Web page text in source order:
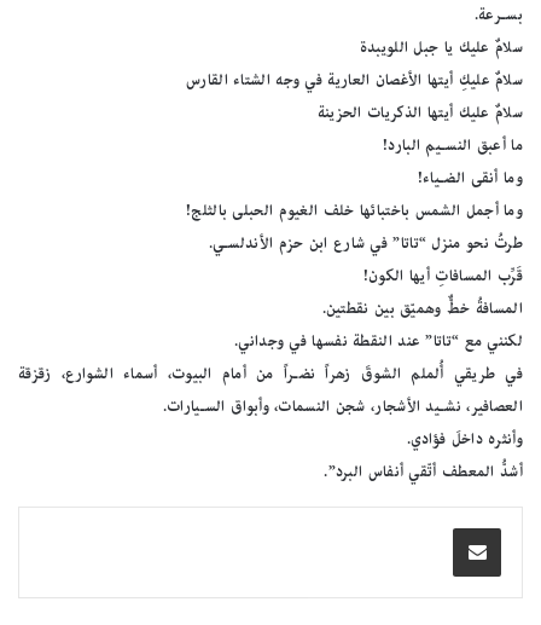
بسـرعة.
سلامٌ عليك يا جبل اللويبدة
سلامٌ عليكِ أيتها الأغصان العارية في وجه الشتاء القارس
سلامٌ عليك أيتها الذكريات الحزينة
ما أعبق النسـيم البارد!
وما أنقى الضـياء!
وما أجمل الشمس باختبائها خلف الغيوم الحبلى بالثلج!
طرتُ نحو منزل “تاتا” في شارع ابن حزم الأندلسـي.
قَرِّب المسافاتِ أيها الكون!
المسافةُ خطٌّ وهميّق بين نقطتين.
لكنني مع “تاتا” عند النقطة نفسها في وجداني.
في طريقي أُلملم الشوقَ زهراً نضـراً من أمام البيوت، أسماء الشوارع، زقزقة
العصافير، نشـيد الأشجار، شجن النسمات، وأبواق السـيارات.
وأنثره داخلَ فؤادي.
أشدُّ المعطف أتّقي أنفاس البرد”.